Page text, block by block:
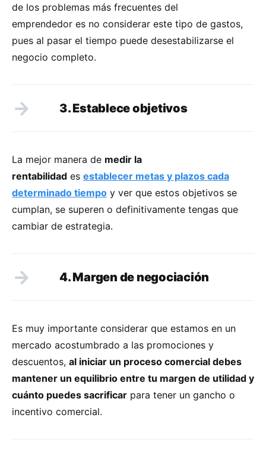
de los problemas más frecuentes del
emprendedor es no considerar este tipo de gastos,
pues al pasar el tiempo puede desestabilizarse el
negocio completo.
3. Establece objetivos
La mejor manera de medir la
rentabilidad es establecer metas y plazos cada
determinado tiempo y ver que estos objetivos se
cumplan, se superen o definitivamente tengas que
cambiar de estrategia.
4. Margen de negociación
Es muy importante considerar que estamos en un
mercado acostumbrado a las promociones y
descuentos, al iniciar un proceso comercial debes
mantener un equilibrio entre tu margen de utilidad y
cuánto puedes sacrificar para tener un gancho o
incentivo comercial.